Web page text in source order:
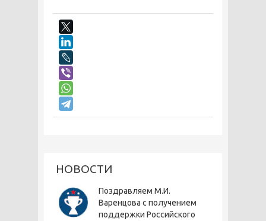
НОВОСТИ
Поздравляем М.И.
Варенцова с получением
поддержки Российского